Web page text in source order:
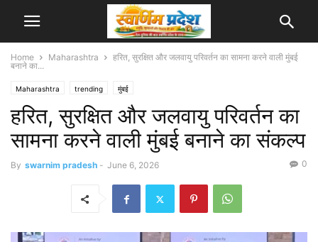
Home Maharashtra
हरित, सुरक्षित और जलवायु परिवर्तन का सामना करने वाली मुंबई
बनाने का...
Maharashtra trending मुंबई
हरित, सुरक्षित और जलवायु परिवर्तन का
सामना करने वाली मुंबई बनाने का संकल्प
By swarnim pradesh - June 6, 2026 0